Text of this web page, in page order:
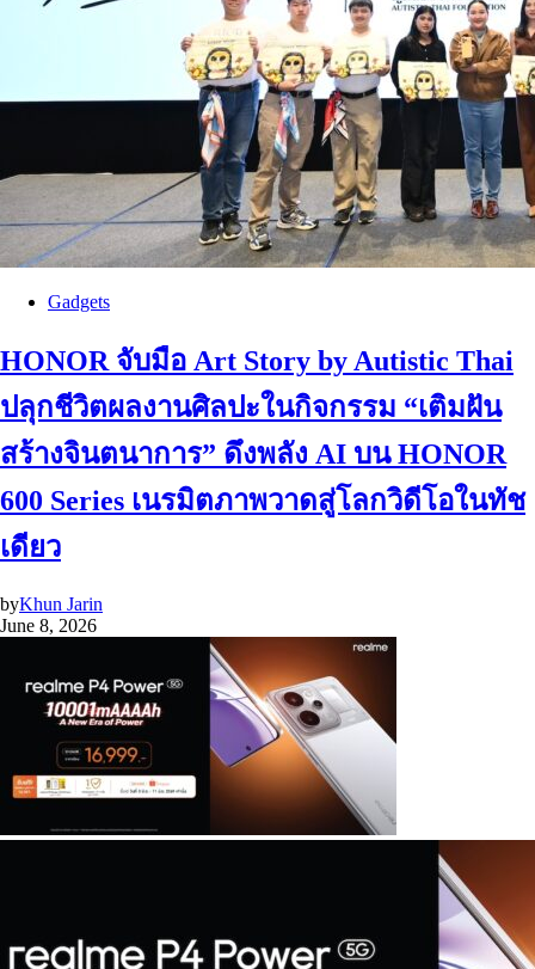
Gadgets
HONOR จับมือ Art Story by Autistic Thai
ปลุกชีวิตผลงานศิลปะในกิจกรรม “เติมฝัน
สร้างจินตนาการ” ดึงพลัง AI บน HONOR
600 Series เนรมิตภาพวาดสู่โลกวิดีโอในทัช
เดียว
byKhun Jarin
June 8, 2026